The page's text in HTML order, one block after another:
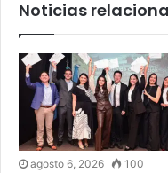
Noticias
agosto 6, 2026 100